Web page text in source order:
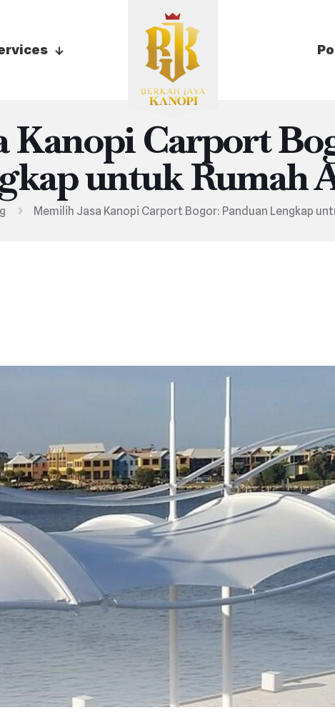
Kanopi Carport
untuk Rumah
Memilih Jasa Kanopi Carport Bogor: Panduan Lengkap